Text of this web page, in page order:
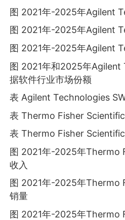
图 2021年-2025年Agilent
图 2021年-2025年Agilent
图 2021年-2025年Agilent
图 2021年和2025年Agilent
据软件行业市场份额
表 Agilent Technologies
表 Thermo Fisher
表 Thermo Fisher
图 2021年-2025年Thermo
收入
图 2021年-2025年Thermo
销量
图 2021年-2025年Thermo